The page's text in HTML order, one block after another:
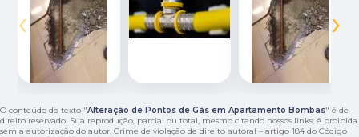
‹ ›
O conteúdo do texto "Alteração de Pontos de Gás em Apartamento Bombas" é de
direito reservado. Sua reprodução, parcial ou total, mesmo citando nossos links, é proibida
sem a autorização do autor. Crime de violação de direito autoral – artigo 184 do Código